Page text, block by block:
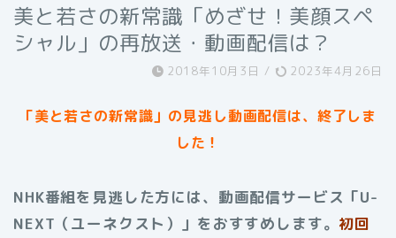
美と若さの新常識「めざせ！美顔スペ
シャル」の再放送・動画配信は？
2018年10月3日 / 2023年4月26日
「美と若さの新常識」の見逃し動画配信は、終了しま
した！
NHK番組を見逃した方には、動画配信サービス「U-
NEXT（ユーネクスト）」をおすすめします。 初回